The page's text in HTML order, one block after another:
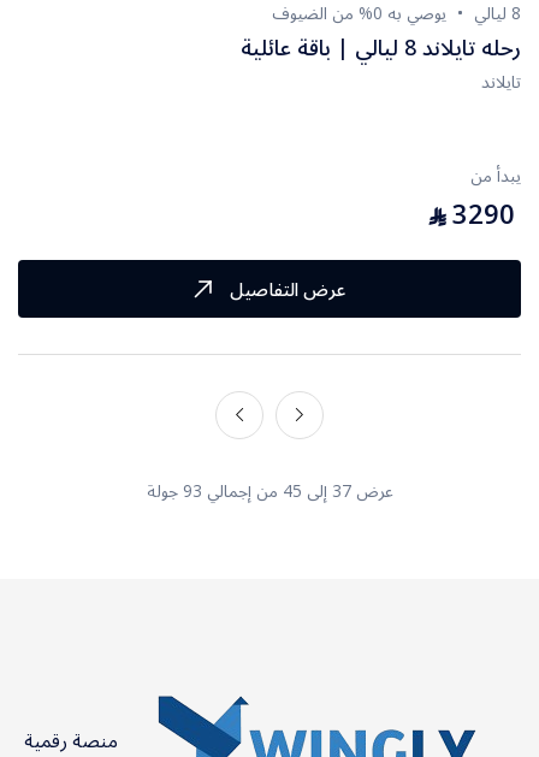
8 ليالي يوصي به 0% من الضيوف
رحله تايلاند 8 ليالي | باقة عائلية
تايلاند
يبدأ من
3290
⃁
عرض التفاصيل
عرض 37 إلى 45 من إجمالي 93 جولة
منصة رقمية